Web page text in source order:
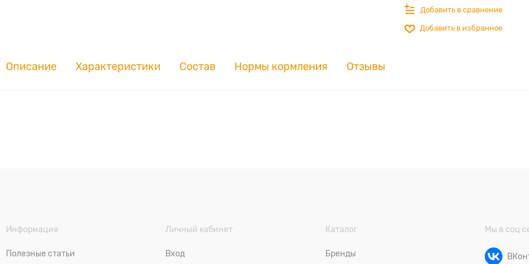
Добавить в сравнение
Добавить в избранное
Описание Характеристики Состав Нормы кормления Отзывы
Информация
Полезные статьи
Личный кабинет
Вход
Каталог
Бренды
Мы в соц